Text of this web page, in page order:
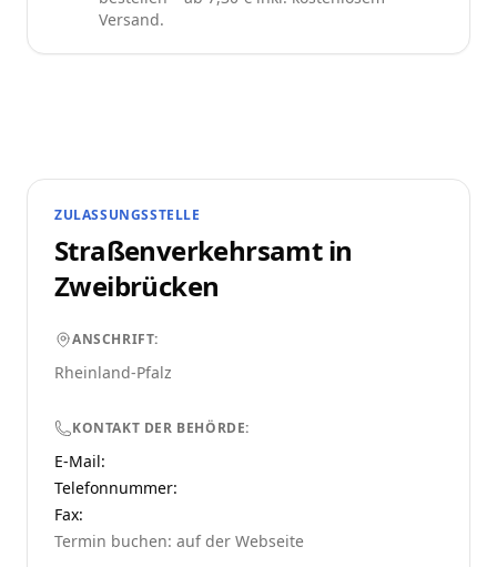
Versand.
ZULASSUNGSSTELLE
Straßenverkehrsamt in
Zweibrücken
ANSCHRIFT:
Rheinland-Pfalz
KONTAKT DER BEHÖRDE:
E-Mail:
Telefonnummer:
Fax:
Termin buchen: auf der Webseite